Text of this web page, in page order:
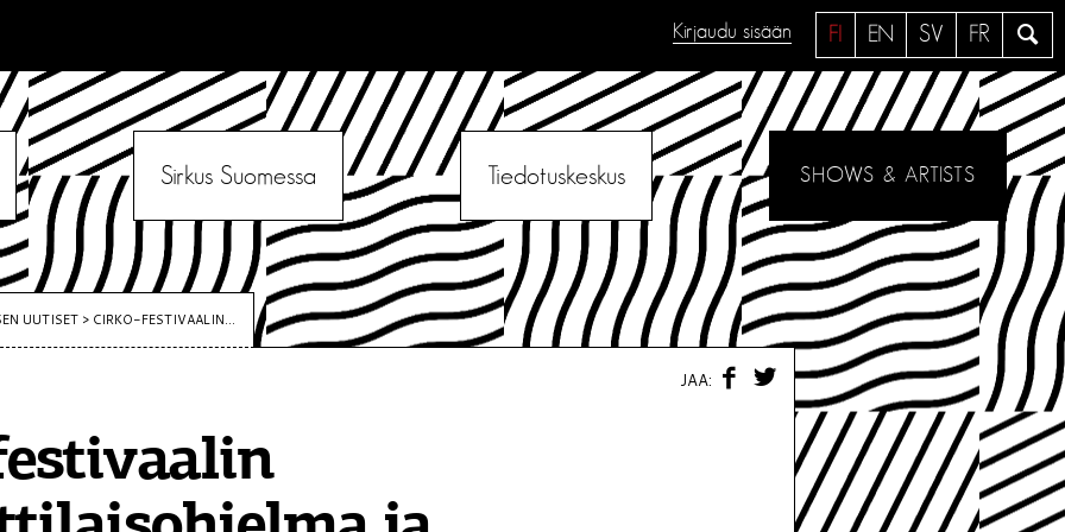
a
e
FI EN SV FR
Kirjaudu sisään
Sirkus Suomessa Tiedotuskeskus SHOWS & ARTISTS
UUTISET > CIRKO-FESTIVAALIN...
JAA:
F
W